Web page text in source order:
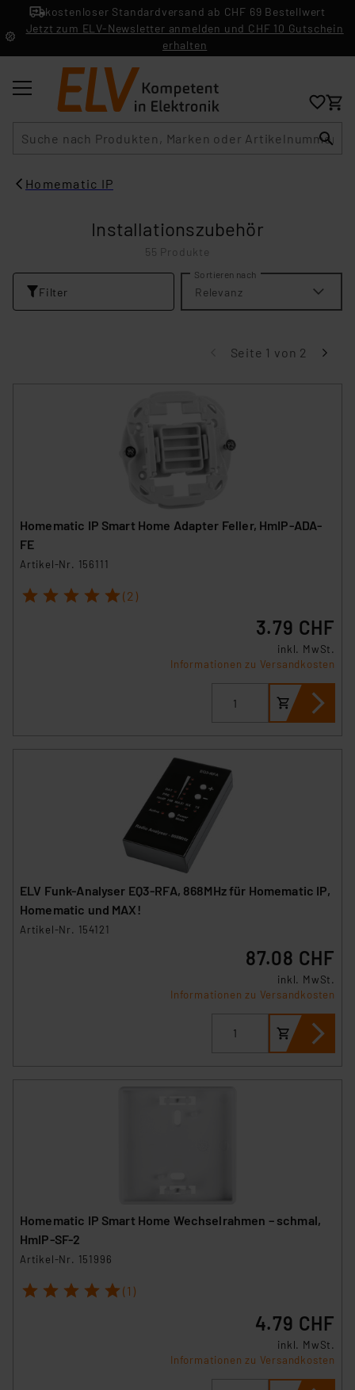
kostenloser Standardversand ab CHF 69 Bestellwert
Jetzt zum ELV-Newsletter anmelden und CHF 10 Gutschein
erhalten
Homematic IP
Installationszubehör
55 Produkte
Filter
Sortieren nach
Relevanz
Seite 1 von 2
Homematic IP Smart Home Adapter Feller, HmIP-ADA-
FE
Artikel-Nr. 156111
1 2 3 4 5 (2)
3.79 CHF
inkl. MwSt.
Informationen zu Versandkosten
ELV Funk-Analyser EQ3-RFA, 868MHz für Homematic IP,
Homematic und MAX!
Artikel-Nr. 154121
87.08 CHF
inkl. MwSt.
Informationen zu Versandkosten
Homematic IP Smart Home Wechselrahmen – schmal,
HmIP-SF-2
Artikel-Nr. 151996
1 2 3 4 5 (1)
4.79 CHF
inkl. MwSt.
Informationen zu Versandkosten